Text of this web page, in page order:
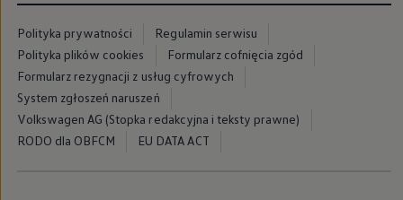
Oprogramowanie i łączność
ID. Software 6
ID. Software i aktualizacje
Interfejs do Twojego ID.
Zakup, finansowanie i ubezpieczenia
Oferty promocyjne
Promocje na nowe samochody – SUV-y,
Oferty nowych i używanych aut
Kredyt, leasing, najem
Polityka prywatności
Regulamin serwisu
Polityka plików cookies
Formularz cofnięcia zgód
Formularz rezygnacji z usług cyfrowych
System zgłoszeń naruszeń
Volkswagen AG (Stopka redakcyjna i teksty prawne)
RODO dla OBFCM
EU DATA ACT